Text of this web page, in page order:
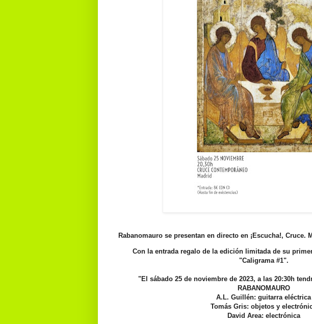
Rabanomauro se presentan en directo en ¡Escucha!, Cruce.
Con la entrada regalo de la edición limitada de su
"Caligrama #1".
"El sábado 25 de noviembre de 2023, a las 20:30h
RABANOMAURO
A.L. Guillén: guitarra eléctrica
Tomás Gris: objetos y
David Area: electrónica